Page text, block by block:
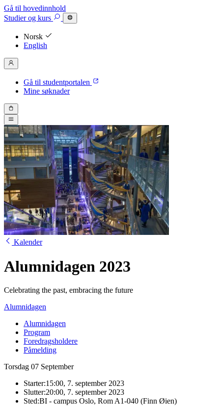
Gå til hovedinnhold
Studierog kurs
Norsk
English
Gå til studentportalen
Mine søknader
Kalender
Alumnidagen 2023
Celebrating the past, embracing the future
Alumnidagen
Alumnidagen
Program
Foredragsholdere
Påmelding
Torsdag 07 September
Starter:15:00, 7. september 2023
Slutter:20:00, 7. september 2023
Sted:BI - campus Oslo, Rom A1-040 (Finn Øien)